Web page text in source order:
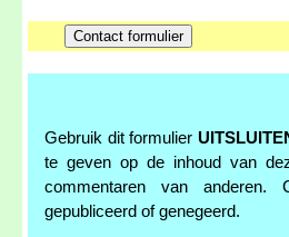
Gebruik dit formulier
te geven op de inhoud van
commentaren van anderen.
gepubliceerd of genegeerd.